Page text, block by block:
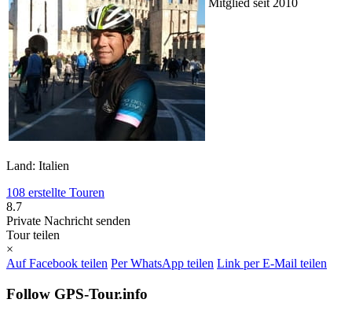
Land: Italien
108 erstellte Touren
8.7
Private Nachricht senden
Tour teilen
×
Auf Facebook teilen Per WhatsApp teilen Link per E-Mail teilen
Follow GPS-Tour.info